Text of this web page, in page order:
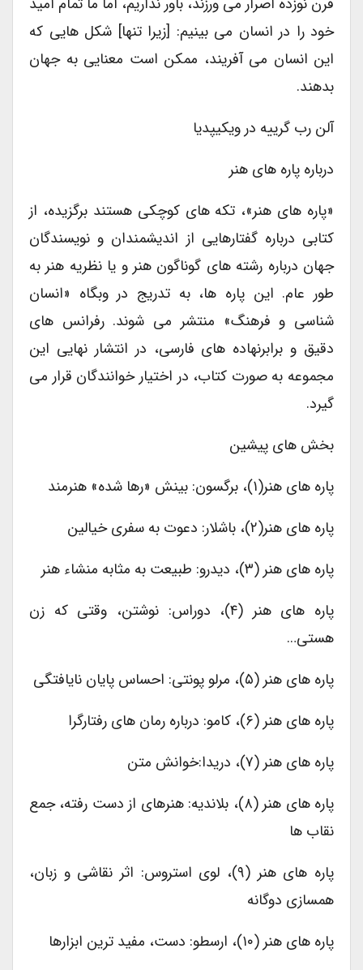
خود را در انسان می بینیم: [زیرا تنها] شکل هایی که
این انسان می آفریند، ممکن است معنایی به جهان
بدهند.
آلن رب گرییه در ویکیپدیا
درباره پاره های هنر
«پاره های هنر»، تکه های کوچکی هستند برگزیده، از
کتابی درباره گفتارهایی از اندیشمندان و نویسندگان
جهان درباره رشته های گوناگون هنر و یا نظریه هنر به
طور عام. این پاره ها، به تدریج در وبگاه «انسان
شناسی و فرهنگ» منتشر می شوند. رفرانس های
دقیق و برابرنهاده های فارسی، در انتشار نهایی این
مجموعه به صورت کتاب، در اختیار خوانندگان قرار می
گیرد.
بخش های پیشین
پاره های هنر(۱)، برگسون: بینش «رها شده» هنرمند
پاره های هنر(۲)، باشلار: دعوت به سفری خیالین
پاره های هنر (۳)، دیدرو: طبیعت به مثابه منشاء هنر
پاره های هنر (۴)، دوراس: نوشتن، وقتی که زن
هستی…
پاره های هنر (۵)، مرلو پونتی: احساس پایان نایافتگی
پاره های هنر (۶)، کامو: درباره رمان های رفتارگرا
پاره های هنر (۷)، دریدا:خوانش متن
پاره های هنر (۸)، بلاندیه: هنرهای از دست رفته، جمع
نقاب ها
پاره های هنر (۹)، لوی استروس: اثر نقاشی و زبان،
همسازی دوگانه
پاره های هنر (۱۰)، ارسطو: دست، مفید ترین ابزارها